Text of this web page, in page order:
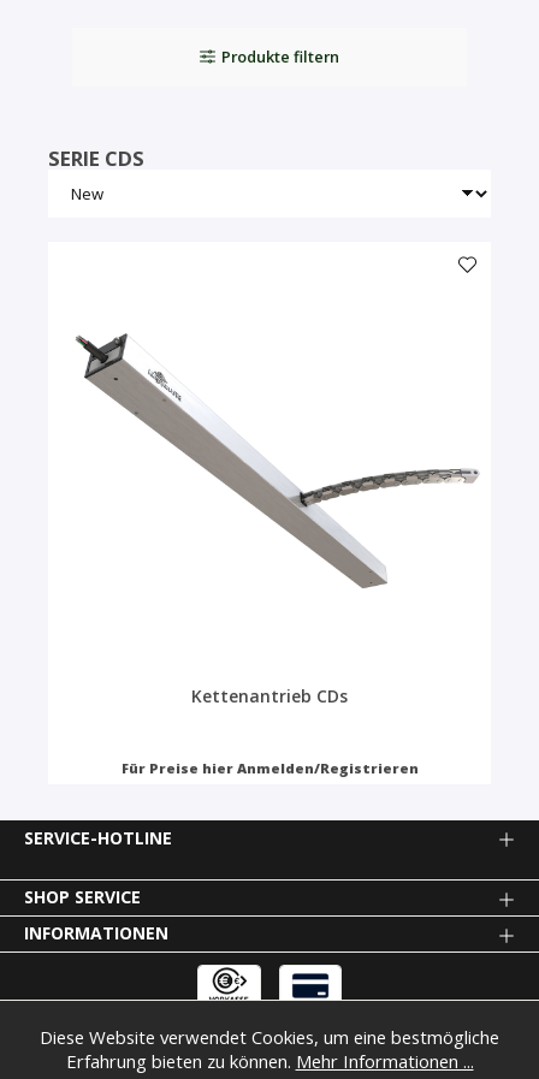
Produkte filtern
SERIE CDS
Kettenantrieb CDs
Für Preise hier Anmelden/Registrieren
SERVICE-HOTLINE
SHOP SERVICE
INFORMATIONEN
* Alle Preise exkl. gesetzl. Mehrwertsteuer zzgl.Versandkosten
Diese Website verwendet Cookies, um eine bestmögliche
Erfahrung bieten zu können. Mehr Informationen ...